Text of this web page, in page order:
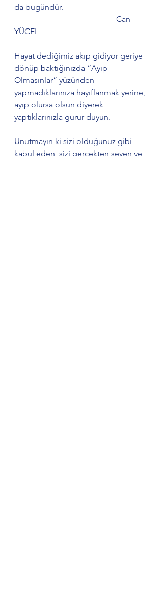
da bugündür.
YÜCEL
Hayat dediğimiz akıp gidiyor geriye
dönüp baktığınızda “Ayıp
Olmasınlar” yüzünden
yapmadıklarınıza hayıflanmak yerine,
ayıp olursa olsun diyerek
yaptıklarınızla gurur duyun.
Unutmayın ki sizi olduğunuz gibi
kabul eden, sizi gerçekten seven ve